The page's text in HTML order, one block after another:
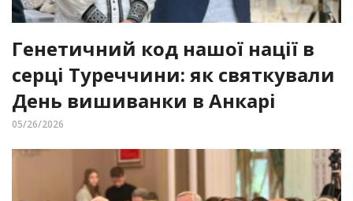
Генетичний код нашої нації в
серці Туреччини: як святкували
День вишиванки в Анкарі
05/26/2026